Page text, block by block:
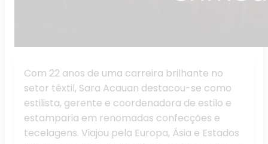
Com 22 anos de uma carreira brilhante no
setor têxtil, Sara Acauan destacou-se como
estilista, gerente e coordenadora de estilo e
estamparia em renomadas confecções e
tecelagens. Viajou pela Europa, Ásia e Estados